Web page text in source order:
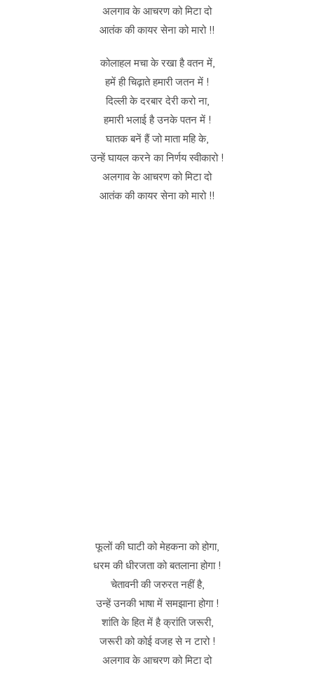
अलगाव के आचरण को मिटा दो
आतंक की कायर सेना को मारो !!
कोलाहल मचा के रखा है वतन में,
हमें ही चिढ़ाते हमारी जतन में !
दिल्ली के दरबार देरी करो ना,
हमारी भलाई है उनके पतन में !
घातक बनें हैं जो माता महि के,
उन्हें घायल करने का निर्णय स्वीकारो !
अलगाव के आचरण को मिटा दो
आतंक की कायर सेना को मारो !!
फूलों की घाटी को मेहकना को होगा,
धरम की धीरजता को बतलाना होगा !
चेतावनी की जरुरत नहीं है,
उन्हें उनकी भाषा में समझाना होगा !
शांति के हित में है क्रांति जरूरी,
जरूरी को कोई वजह से न टारो !
अलगाव के आचरण को मिटा दो